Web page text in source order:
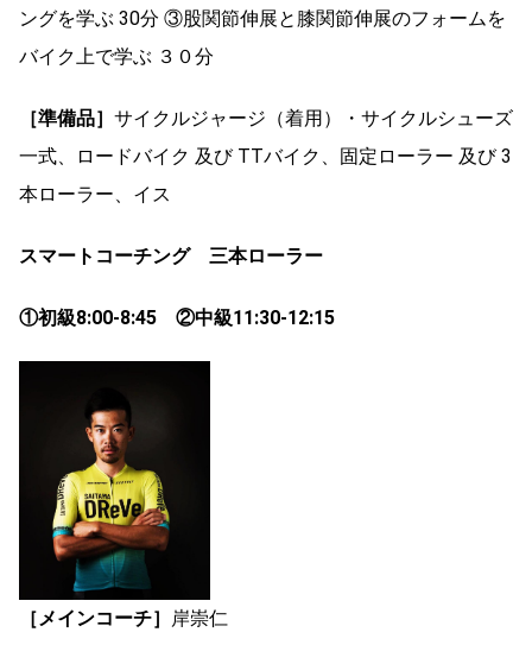
ングを学ぶ 30分 ③股関節伸展と膝関節伸展のフォームを
バイク上で学ぶ ３０分
［準備品］ サイクルジャージ（着用）・サイクルシューズ
一式、ロードバイク 及び TTバイク、固定ローラー 及び 3
本ローラー、イス
スマートコーチング 三本ローラー
①初級8:00-8:45 ②中級11:30-12:15
［メインコーチ］ 岸崇仁